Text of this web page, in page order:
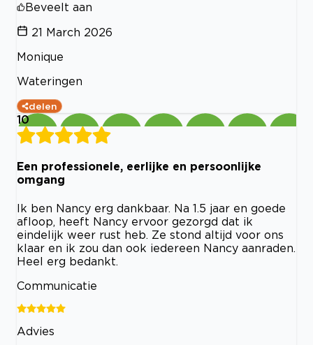
Beveelt aan
21 March 2026
Monique
Wateringen
delen
10
Een professionele, eerlijke en persoonlijke
omgang
Ik ben Nancy erg dankbaar. Na 1.5 jaar en goede
afloop, heeft Nancy ervoor gezorgd dat ik
eindelijk weer rust heb. Ze stond altijd voor ons
klaar en ik zou dan ook iedereen Nancy aanraden.
Heel erg bedankt.
Communicatie
Advies